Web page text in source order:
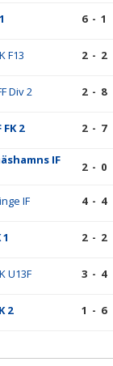
6 - 1
F13 2 - 2
Div 2 2 - 8
2 2 - 7
IF
2 - 0
IF 4 - 4
2 - 2
U13F 3 - 4
2 1 - 6